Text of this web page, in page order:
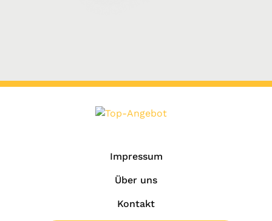
Impressum
Über uns
Kontakt